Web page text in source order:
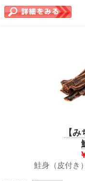
【
鮭身（皮付き